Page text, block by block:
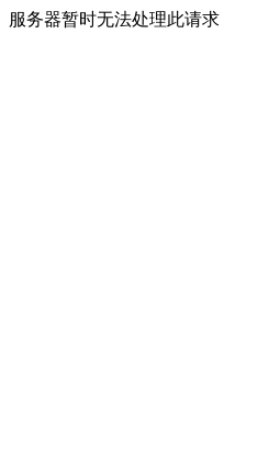
服务器暂时无法处理此请求